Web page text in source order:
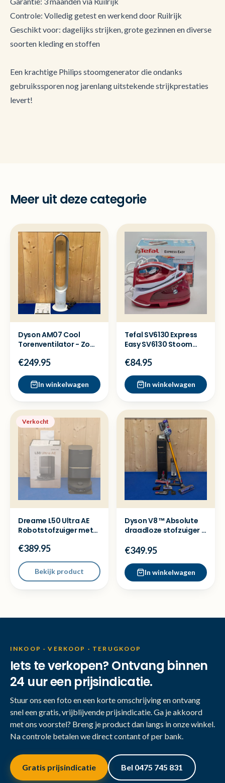
Controle: Volledig getest en werkend door Ruilrijk
Geschikt voor: dagelijks strijken, grote gezinnen en diverse
soorten kleding en stoffen
Een krachtige Philips stoomgenerator die ondanks
gebruikssporen nog jarenlang uitstekende strijkprestaties
levert!
Meer uit deze categorie
Dyson AM07 Cool
Torenventilator - Zo
€249.95
In winkelwagen
Tefal SV6130 Express
Easy SV6130 Stoom
€84.95
In winkelwagen
Verkocht
Dreame L50 Ultra AE
Robotstofzuiger met
€389.95
Bekijk product
Dyson V8 ™ Absolute
draadloze stofzuiger -
€349.95
In winkelwagen
INKOOP · VERKOOP · TERUGKOOP
Iets te verkopen? Ontvang binnen
24 uur een prijsindicatie.
Stuur ons een foto en een korte omschrijving en ontvang
snel een gratis, vrijblijvende prijsindicatie. Ga je akkoord
met ons voorstel? Breng je product dan langs in onze winkel.
Na controle betalen we direct contant of per bank.
Gratis prijsindicatie Bel 0475 745 831